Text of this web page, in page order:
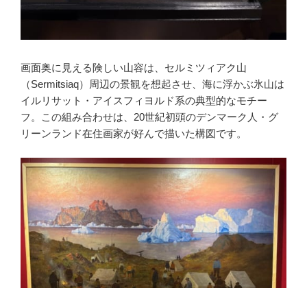
画面奥に見える険しい山容は、セルミツィアク山
（Sermitsiaq）周辺の景観を想起させ、海に浮かぶ氷山は
イルリサット・アイスフィヨルド系の典型的なモチー
フ。この組み合わせは、20世紀初頭のデンマーク人・グ
リーンランド在住画家が好んで描いた構図です。